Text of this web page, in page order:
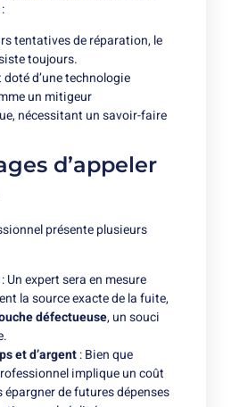
tentatives de réparation, le
toujours.
d’une technologie
un mitigeur
nécessitant un savoir-faire
d’appeler
présente plusieurs
: Un expert sera en mesure
la source exacte de la fuite,
défectueuse, un souci
et d’argent: Bien que
implique un coût
de futures dépenses